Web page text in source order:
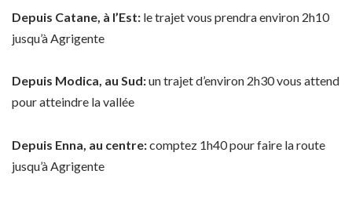
Depuis Catane, à l’Est: le trajet vous prendra environ 2h10
jusqu’à Agrigente
Depuis Modica, au Sud:un trajet d’environ 2h30 vous attend
pour atteindre la vallée
Depuis Enna, au centre:comptez 1h40 pour faire la route
jusqu’à Agrigente